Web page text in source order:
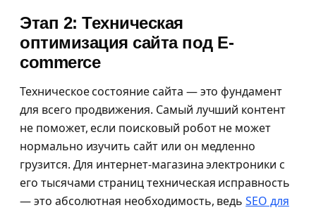
Этап 2: Техническая
оптимизация сайта под E-
commerce
Техническое состояние сайта — это фундамент
для всего продвижения. Самый лучший контент
не поможет, если поисковый робот не может
нормально изучить сайт или он медленно
грузится. Для интернет-магазина электроники с
его тысячами страниц техническая исправность
— это абсолютная необходимость, ведьSEO для